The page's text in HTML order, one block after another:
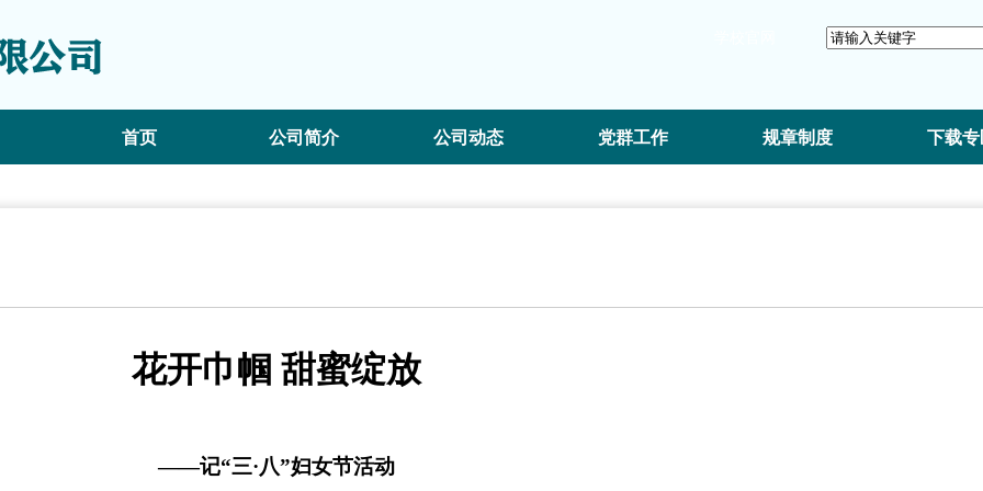
首页 公司简介 公司动态 党群工作 规章制度 下载专
花开巾帼 甜蜜绽放
——记“三·八”妇女节活动